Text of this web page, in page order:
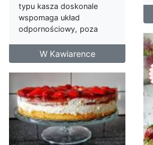
typu kasza doskonale
wspomaga układ
odpornościowy, poza
W Kawiarence